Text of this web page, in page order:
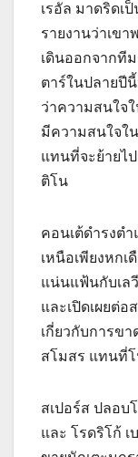
เรอัล มาดริดเ
รายงานว่าเขา
เดินออกจากที
ตาร์ในปลายปี
ว่าความสนใจ
มีความสนใจใ
แทนที่จะย้ายไ
ติโน
คอนเต้ดำรงต
เหนือเพียงหก
แน่นแฟ้นกับเล
และเปิดเผยต่
เกี่ยวกับการข
สโมสร แทนที่
สเปอร์ส ปลอบ
และ โรดริโก้